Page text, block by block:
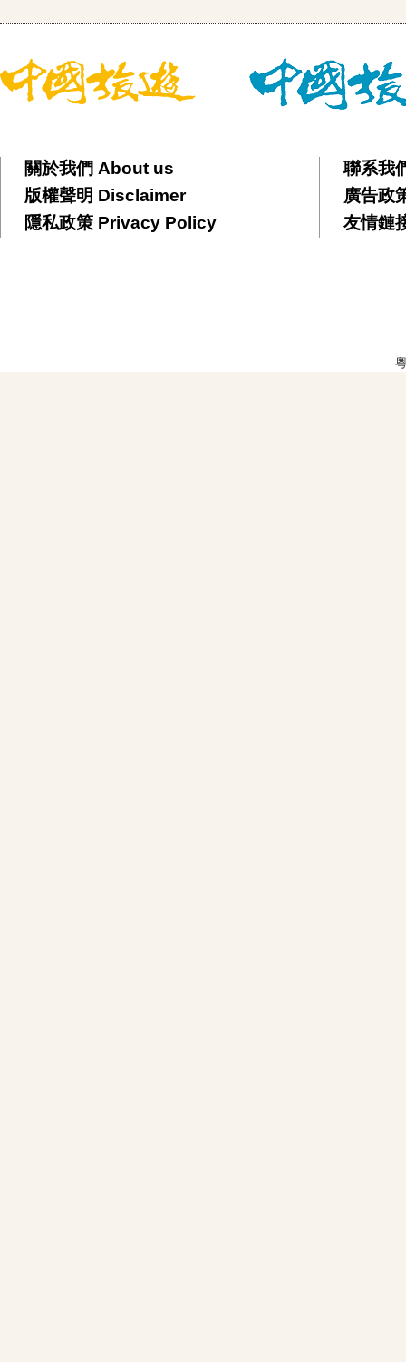
關於我們 About us
版權聲明 Disclaimer
隱私政策 Privacy Policy
聯系我
廣告政
友情鏈